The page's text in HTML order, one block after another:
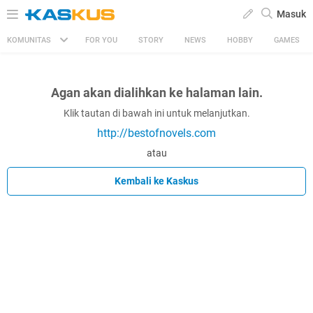
Masuk
KOMUNITAS FOR YOU STORY NEWS HOBBY GAMES
Agan akan dialihkan ke halaman lain.
Klik tautan di bawah ini untuk melanjutkan.
http://bestofnovels.com
atau
Kembali ke Kaskus